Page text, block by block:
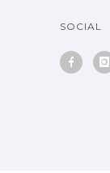
SOCIAL